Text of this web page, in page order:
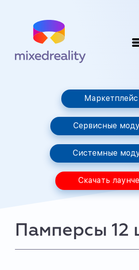
Маркетплейс
Сервисные
Системные
Скачать
Памперсы 12